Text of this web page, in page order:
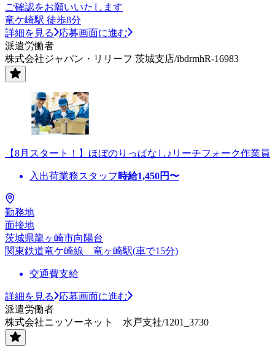
ご確認をお願いいたします
竜ケ崎駅 徒歩8分
詳細を見る
応募画面に進む
派遣労働者
株式会社ジャパン・リリーフ 茨城支店/ibdrmhR-16983
【8月スタート！】ほぼのりっぱなし♪リーチフォーク作業員
入出荷業務スタッフ 時給1,450円〜
勤務地
面接地
茨城県龍ヶ崎市向陽台
関東鉄道竜ケ崎線 竜ヶ崎駅(車で15分)
交通費支給
詳細を見る
応募画面に進む
派遣労働者
株式会社ニッソーネット 水戸支社/1201_3730